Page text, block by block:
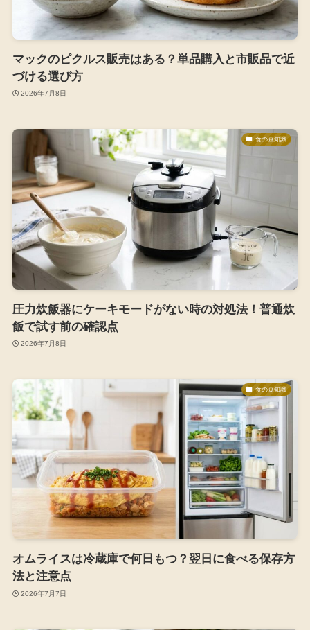
マックのピクルス販売はある？単品購入と市販品で近
づける選び方
2026年7月8日
食の豆知識
圧力炊飯器にケーキモードがない時の対処法！普通炊
飯で試す前の確認点
2026年7月8日
食の豆知識
オムライスは冷蔵庫で何日もつ？翌日に食べる保存方
法と注意点
2026年7月7日